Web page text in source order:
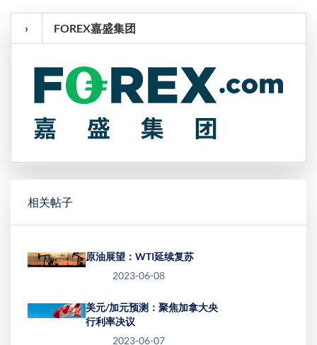
› FOREX嘉盛集团
相关帖子
原油展望：WTI延续复苏
2023-06-08
美元/加元预测：聚焦加拿大央
行利率决议
2023-06-07